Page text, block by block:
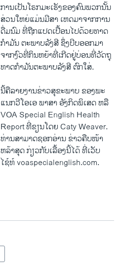
ການ​ເປັນໂຣກມະ​ເຮັງຂອງ​ຄົນ​ພວກ​ນັ້ນ
ສ່ວນ​ໃຫຍ່​ແມ່ນມີ​ສາ ​ເຫດ​ມາ​ຈາກ​ການ​
ດື່ມ​ນົມ ​ທີ່​ຖືກ​ແປດ​ເປື້ອນໄປ​ດ້ວຍ​ທາດ
ກໍາ​ມັນ ​ຕະພາບ​ລັງສີ ຊຶ່ງບີບອອກມາ​
ຈາກ​ງົວ​ທີ່​ກິນ​ຫຍ້າທີ່​ເກີດ​ຢູ່​ບ່ອນ​ທີ່​ວັດຖຸ
ທາດກຳ​ມັນ​ຕະພາບ​ລັງສີ​ ຕົກ​ໃສ່.
ນີ້ຄື​ລາຍ​ງານຂ່າວສຸຂະ​ພາບ ຂອງ​ພະ​
ແນ​ກວີ​ໂອ​ເອ​ ພາສາ ອັງກິດພິ​ເສດ ຫລື
VOA Special English Health
Report ທີ່ຂຽນ​ໂດຍ Caty Weaver.
ທ່ານ​ສາມາດຊອກ​ອ່ານ​ ຂ່າວ​ຄືບໜ້າ
ຫລ້າ​ສຸດ ກ່ຽວກັບ​ເລື້ອງນີ້​ໄດ້​ ທີ່​ເວັບ​
ໄຊ໌ທ໌ voaspecialenglish.com.